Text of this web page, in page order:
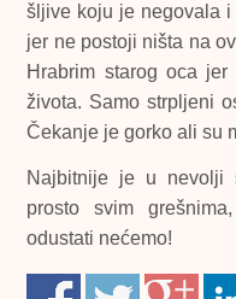
šljive koju je negovala
jer ne postoji ništa na
Hrabrim starog oca
života. Samo strpljeni
Čekanje je gorko ali su
Najbitnije je u nevolji
prosto svim
odustati nećemo!